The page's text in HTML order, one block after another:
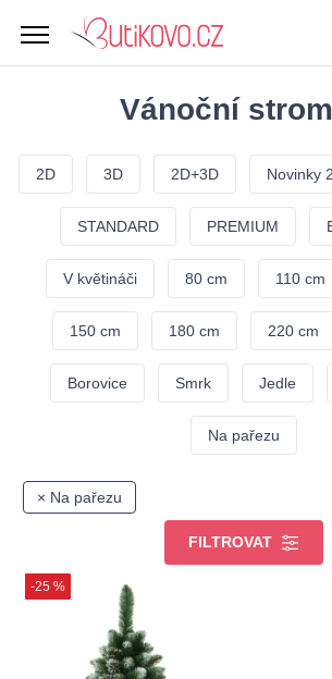
Vánoční
2D 3D 2D+3D Novinky
STANDARD PREMIUM
V květináči 80 cm 110 cm
150 cm 180 cm 220 cm
Borovice Smrk Jedle
Na pařezu
× Na pařezu
FILTROVAT
-25 %